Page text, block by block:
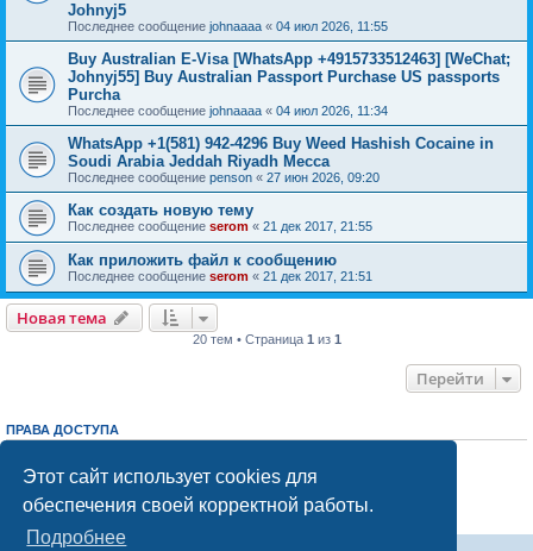
Этот сайт использует cookies для
обеспечения своей корректной работы.
Подробнее
Johnyj5
Последнее сообщение johnaaaa « 04 июл 2026, 11:55
Buy Australian E-Visa [WhatsApp +4915733512463] [WeChat;
Johnyj55] Buy Australian Passport Purchase US passports
Purcha
Последнее сообщение johnaaaa « 04 июл 2026, 11:34
WhatsApp +1(581) 942-4296 Buy Weed Hashish Cocaine in
Soudi Arabia Jeddah Riyadh Mecca
Последнее сообщение penson « 27 июн 2026, 09:20
Как создать новую тему
Последнее сообщение serom « 21 дек 2017, 21:55
Как приложить файл к сообщению
Последнее сообщение serom « 21 дек 2017, 21:51
Новая тема
20 тем • Страница 1 из 1
Перейти
ПРАВА ДОСТУПА
Выне можетеотвечать на сообщения
Выне можетередактировать свои сообщения
Выне можетеудалять свои сообщения
добавлять вложения